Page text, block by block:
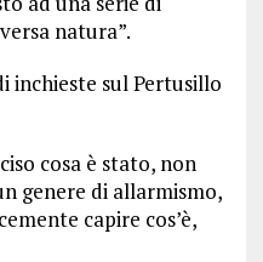
natura”.
inchieste sul Pertusillo
cosa è stato, non
genere di allarmismo,
capire cos’è,